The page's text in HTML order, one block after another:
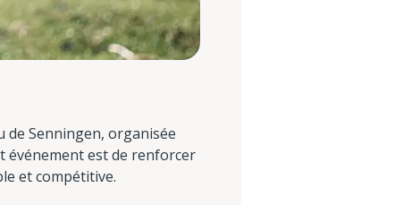
de Senningen, organisée
événement est de renforcer
et compétitive.